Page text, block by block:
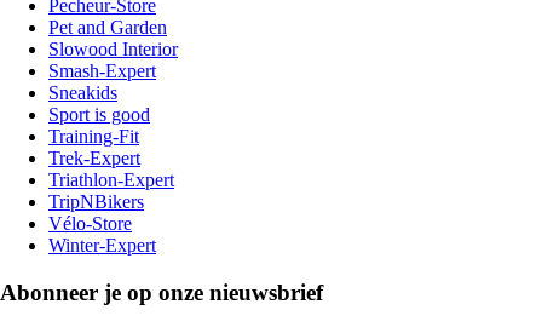
Pecheur-Store
Pet and Garden
Slowood Interior
Smash-Expert
Sneakids
Sport is good
Training-Fit
Trek-Expert
Triathlon-Expert
TripNBikers
Vélo-Store
Winter-Expert
Abonneer je op onze nieuwsbrief